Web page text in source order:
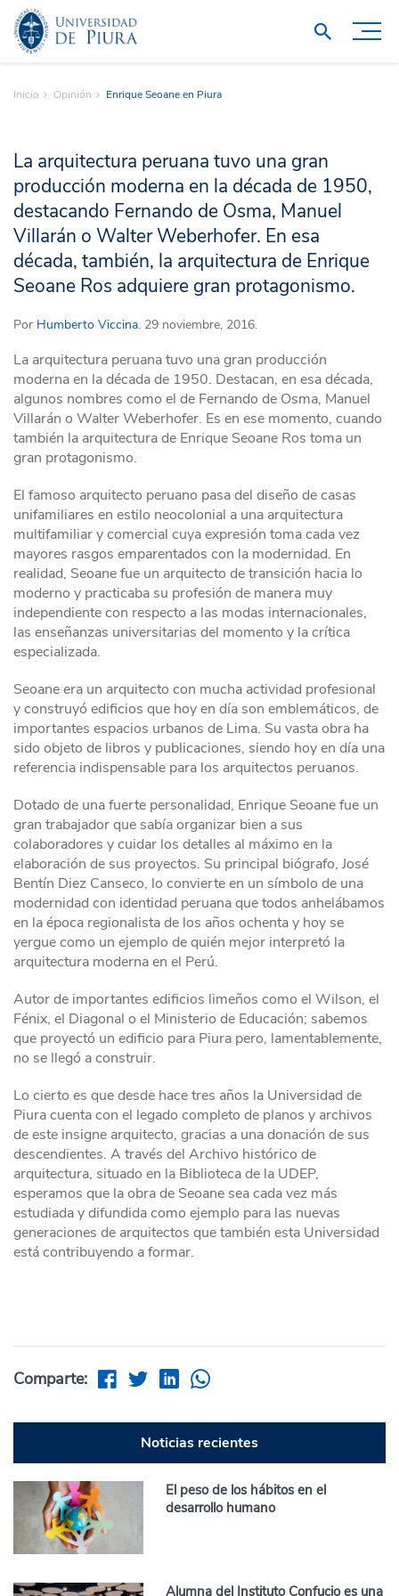
Inicio Opinión Enrique Seoane en Piura
La arquitectura peruana tuvo una gran
producción moderna en la década de 1950,
destacando Fernando de Osma, Manuel
Villarán o Walter Weberhofer. En esa
década, también, la arquitectura de Enrique
Seoane Ros adquiere gran protagonismo.
Por Humberto Viccina. 29 noviembre, 2016.
La arquitectura peruana tuvo una gran producción
moderna en la década de 1950. Destacan, en esa década,
algunos nombres como el de Fernando de Osma, Manuel
Villarán o Walter Weberhofer. Es en ese momento, cuando
también la arquitectura de Enrique Seoane Ros toma un
gran protagonismo.
El famoso arquitecto peruano pasa del diseño de casas
unifamiliares en estilo neocolonial a una arquitectura
multifamiliar y comercial cuya expresión toma cada vez
mayores rasgos emparentados con la modernidad. En
realidad, Seoane fue un arquitecto de transición hacia lo
moderno y practicaba su profesión de manera muy
independiente con respecto a las modas internacionales,
las enseñanzas universitarias del momento y la crítica
especializada.
Seoane era un arquitecto con mucha actividad profesional
y construyó edificios que hoy en día son emblemáticos, de
importantes espacios urbanos de Lima. Su vasta obra ha
sido objeto de libros y publicaciones, siendo hoy en día una
referencia indispensable para los arquitectos peruanos.
Dotado de una fuerte personalidad, Enrique Seoane fue un
gran trabajador que sabía organizar bien a sus
colaboradores y cuidar los detalles al máximo en la
elaboración de sus proyectos. Su principal biógrafo, José
Bentín Diez Canseco, lo convierte en un símbolo de una
modernidad con identidad peruana que todos anhelábamos
en la época regionalista de los años ochenta y hoy se
yergue como un ejemplo de quién mejor interpretó la
arquitectura moderna en el Perú.
Autor de importantes edificios limeños como el Wilson, el
Fénix, el Diagonal o el Ministerio de Educación; sabemos
que proyectó un edificio para Piura pero, lamentablemente,
no se llegó a construir.
Lo cierto es que desde hace tres años la Universidad de
Piura cuenta con el legado completo de planos y archivos
de este insigne arquitecto, gracias a una donación de sus
descendientes. A través del Archivo histórico de
arquitectura, situado en la Biblioteca de la UDEP,
esperamos que la obra de Seoane sea cada vez más
estudiada y difundida como ejemplo para las nuevas
generaciones de arquitectos que también esta Universidad
está contribuyendo a formar.
Comparte:
Noticias recientes
El peso de los hábitos en el
desarrollo humano
Alumna del Instituto Confucio es una